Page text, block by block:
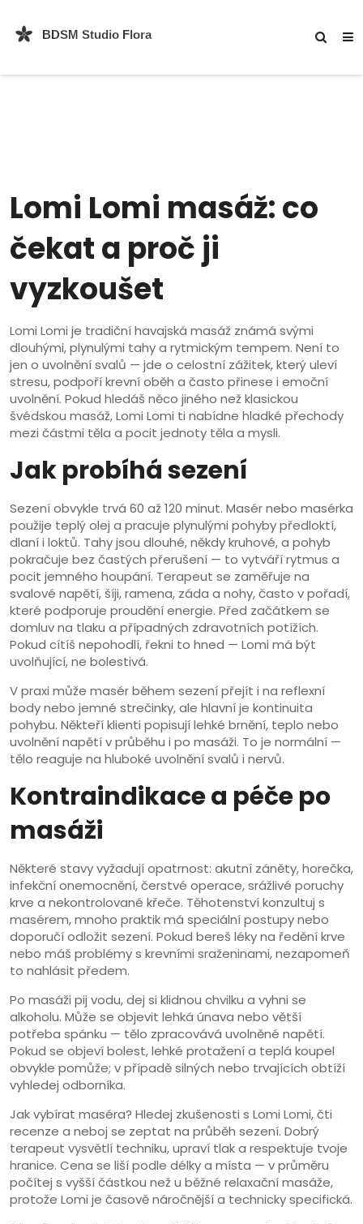
Lomi Lomi masáž: co
čekat a proč ji
vyzkoušet
Lomi Lomi je tradiční havajská masáž známá svými
dlouhými, plynulými tahy a rytmickým tempem. Není to
jen o uvolnění svalů — jde o celostní zážitek, který uleví
stresu, podpoří krevní oběh a často přinese i emoční
uvolnění. Pokud hledáš něco jiného než klasickou
švédskou masáž, Lomi Lomi ti nabídne hladké přechody
mezi částmi těla a pocit jednoty těla a mysli.
Jak probíhá sezení
Sezení obvykle trvá 60 až 120 minut. Masér nebo masérka
použije teplý olej a pracuje plynulými pohyby předloktí,
dlaní i loktů. Tahy jsou dlouhé, někdy kruhové, a pohyb
pokračuje bez častých přerušení — to vytváří rytmus a
pocit jemného houpání. Terapeut se zaměřuje na
svalové napětí, šíji, ramena, záda a nohy, často v pořadí,
které podporuje proudění energie. Před začátkem se
domluv na tlaku a případných zdravotních potížích.
Pokud cítíš nepohodlí, řekni to hned — Lomi má být
uvolňující, ne bolestivá.
V praxi může masér během sezení přejít i na reflexní
body nebo jemné strečinky, ale hlavní je kontinuita
pohybu. Někteří klienti popisují lehké brnění, teplo nebo
uvolnění napětí v průběhu i po masáži. To je normální —
tělo reaguje na hluboké uvolnění svalů i nervů.
Kontraindikace a péče po
masáži
Některé stavy vyžadují opatrnost: akutní záněty, horečka,
infekční onemocnění, čerstvé operace, srážlivé poruchy
krve a nekontrolované křeče. Těhotenství konzultuj s
masérem, mnoho praktik má speciální postupy nebo
doporučí odložit sezení. Pokud bereš léky na ředění krve
nebo máš problémy s krevními sraženinami, nezapomeň
to nahlásit předem.
Po masáži pij vodu, dej si klidnou chvilku a vyhni se
alkoholu. Může se objevit lehká únava nebo větší
potřeba spánku — tělo zpracovává uvolněné napětí.
Pokud se objeví bolest, lehké protažení a teplá koupel
obvykle pomůže; v případě silných nebo trvajících obtíží
vyhledej odborníka.
Jak vybírat maséra? Hledej zkušenosti s Lomi Lomi, čti
recenze a neboj se zeptat na průběh sezení. Dobrý
terapeut vysvětlí techniku, upraví tlak a respektuje tvoje
hranice. Cena se liší podle délky a místa — v průměru
počítej s vyšší částkou než u běžné relaxační masáže,
protože Lomi je časově náročnější a technicky specifická.